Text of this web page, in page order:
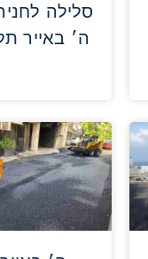
סלילה
ה׳ באייר